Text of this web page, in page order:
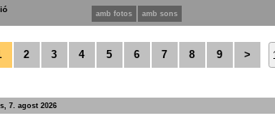
amb fotos amb sons
2 3 4 5 6 7 8 9 >
7. agost 2026